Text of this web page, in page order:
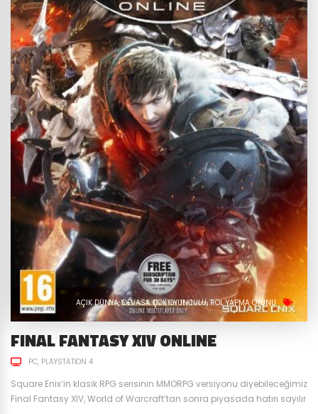
AÇIK DÜNYA DEVASA ÇOK OYUNCULU ROL YAPMA OYUNU
FINAL FANTASY XIV ONLINE
PC PLAYSTATION 4
Square Enix‘in klasik RPG serisinin MMORPG versiyonu diyebileceğimiz
Final Fantasy XIV, World of Warcraft’tan sonra piyasada hatırı sayılır